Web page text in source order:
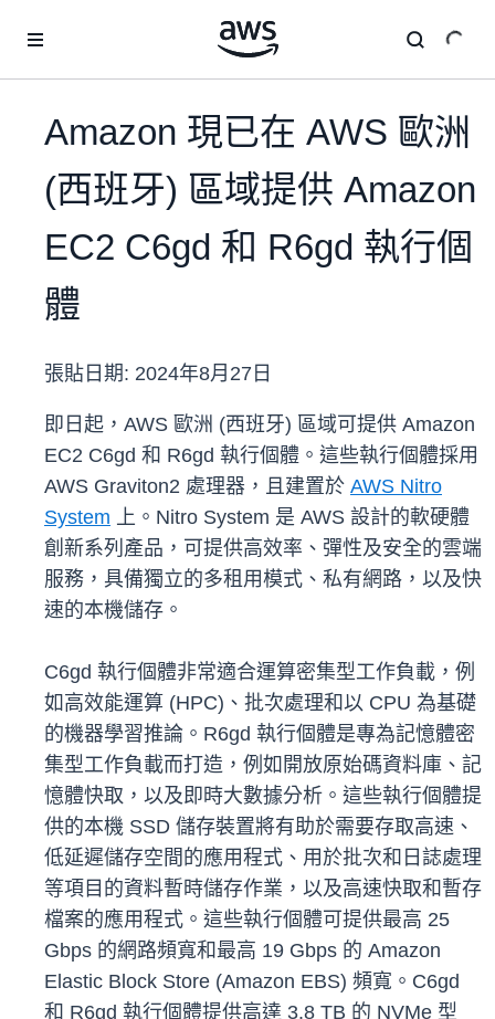
Amazon 現已在 AWS 歐洲
(西班牙) 區域提供 Amazon
EC2 C6gd 和 R6gd 執行個
體
張貼日期: 2024年8月27日
即日起，AWS 歐洲 (西班牙) 區域可提供 Amazon
EC2 C6gd 和 R6gd 執行個體。這些執行個體採用
AWS Graviton2 處理器，且建置於 AWS Nitro
System 上。Nitro System 是 AWS 設計的軟硬體
創新系列產品，可提供高效率、彈性及安全的雲端
服務，具備獨立的多租用模式、私有網路，以及快
速的本機儲存。
C6gd 執行個體非常適合運算密集型工作負載，例
如高效能運算 (HPC)、批次處理和以 CPU 為基礎
的機器學習推論。R6gd 執行個體是專為記憶體密
集型工作負載而打造，例如開放原始碼資料庫、記
憶體快取，以及即時大數據分析。這些執行個體提
供的本機 SSD 儲存裝置將有助於需要存取高速、
低延遲儲存空間的應用程式、用於批次和日誌處理
等項目的資料暫時儲存作業，以及高速快取和暫存
檔案的應用程式。這些執行個體可提供最高 25
Gbps 的網路頻寬和最高 19 Gbps 的 Amazon
Elastic Block Store (Amazon EBS) 頻寬。C6gd
和 R6gd 執行個體提供高達 3.8 TB 的 NVMe 型